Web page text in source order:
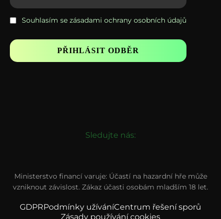
Souhlasím se zásadami ochrany osobních údajů
Sledujte nás:
Ministerstvo financí varuje: Účastí na hazardní hře může
vzniknout závislost. Zákaz účasti osobám mladším 18 let.
GDPRPodmínky užíváníCentrum řešení sporů
Zásady používání cookies